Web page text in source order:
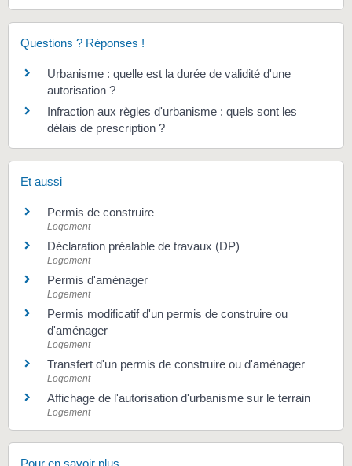
Questions ? Réponses !
Urbanisme : quelle est la durée de validité d'une
autorisation ?
Infraction aux règles d'urbanisme : quels sont les
délais de prescription ?
Et aussi
Permis de construire
Logement
Déclaration préalable de travaux (DP)
Logement
Permis d'aménager
Logement
Permis modificatif d'un permis de construire ou
d'aménager
Logement
Transfert d'un permis de construire ou d'aménager
Logement
Affichage de l'autorisation d'urbanisme sur le terrain
Logement
Pour en savoir plus